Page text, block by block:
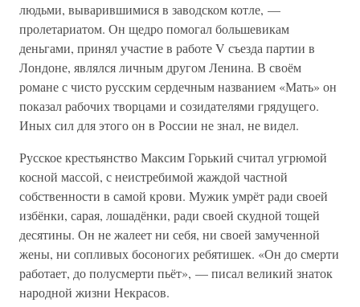
людьми, выварившимися в заводском котле, —
пролетариатом. Он щедро помогал большевикам
деньгами, принял участие в работе V съезда партии в
Лондоне, являлся личным другом Ленина. В своём
романе с чисто русским сердечным названием «Мать» он
показал рабочих творцами и созидателями грядущего.
Иных сил для этого он в России не знал, не видел.
Русское крестьянство Максим Горький считал угрюмой
косной массой, с неистребимой жаждой частной
собственности в самой крови. Мужик умрёт ради своей
избёнки, сарая, лошадёнки, ради своей скудной тощей
десятины. Он не жалеет ни себя, ни своей замученной
жены, ни сопливых босоногих ребятишек. «Он до смерти
работает, до полусмерти пьёт», — писал великий знаток
народной жизни Некрасов.